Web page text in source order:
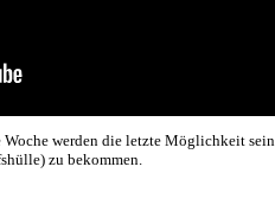
werden die letzte Möglichkeit
zu bekommen.